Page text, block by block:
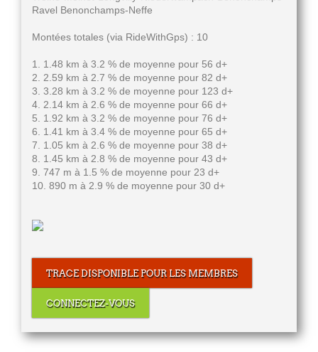
Ravel Benonchamps-Neffe
Montées totales (via RideWithGps) : 10
1. 1.48 km à 3.2 % de moyenne pour 56 d+
2. 2.59 km à 2.7 % de moyenne pour 82 d+
3. 3.28 km à 3.2 % de moyenne pour 123 d+
4. 2.14 km à 2.6 % de moyenne pour 66 d+
5. 1.92 km à 3.2 % de moyenne pour 76 d+
6. 1.41 km à 3.4 % de moyenne pour 65 d+
7. 1.05 km à 2.6 % de moyenne pour 38 d+
8. 1.45 km à 2.8 % de moyenne pour 43 d+
9. 747 m à 1.5 % de moyenne pour 23 d+
10. 890 m à 2.9 % de moyenne pour 30 d+
TRACE DISPONIBLE POUR LES MEMBRES
CONNECTEZ-VOUS